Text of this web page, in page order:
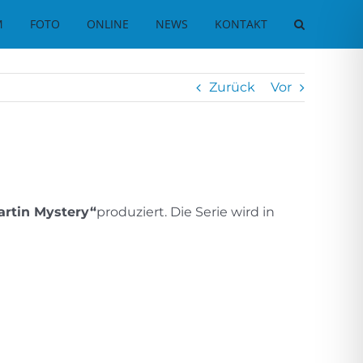
FOTO ONLINE NEWS KONTAKT
Zurück Vor
Mystery“produziert. Die Serie wird in